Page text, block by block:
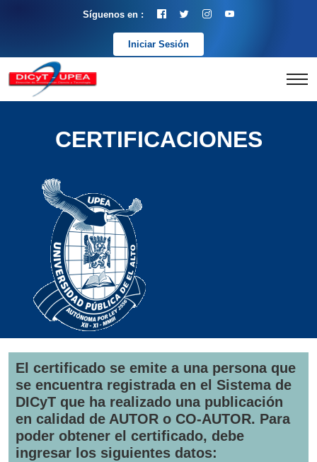
Síguenos en :
Iniciar Sesión
CERTIFICACIONES
El certificado se emite a una persona que
se encuentra registrada en el Sistema de
DICyT que ha realizado una publicación
en calidad de AUTOR o CO-AUTOR. Para
poder obtener el certificado, debe
ingresar los siguientes datos: